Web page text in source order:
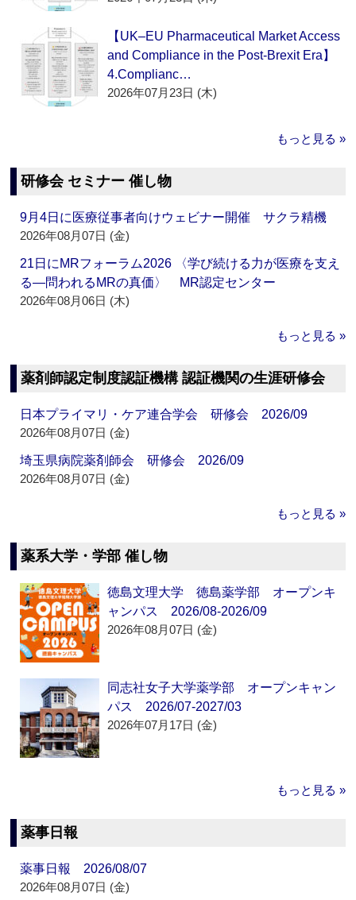
【UK–EU Pharmaceutical Market Access
and Compliance in the Post-Brexit Era】
4.Complianc…
2026年07月23日 (木)
もっと見る »
研修会 セミナー 催し物
9月4日に医療従事者向けウェビナー開催 サクラ精機
2026年08月07日 (金)
21日にMRフォーラム2026 〈学び続ける力が医療を支え
る―問われるMRの真価〉 MR認定センター
2026年08月06日 (木)
もっと見る »
薬剤師認定制度認証機構 認証機関の生涯研修会
日本プライマリ・ケア連合学会 研修会 2026/09
2026年08月07日 (金)
埼玉県病院薬剤師会 研修会 2026/09
2026年08月07日 (金)
もっと見る »
薬系大学・学部 催し物
徳島文理大学 徳島薬学部 オープンキ
ャンパス 2026/08-2026/09
2026年08月07日 (金)
同志社女子大学薬学部 オープンキャン
パス 2026/07-2027/03
2026年07月17日 (金)
もっと見る »
薬事日報
薬事日報 2026/08/07
2026年08月07日 (金)